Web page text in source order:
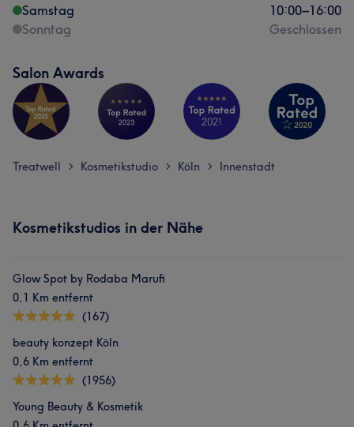
Was unsere Kunden über Didem sagen
Kompetent 11
Talentiert 8
Samstag
10:00–16:00
Sonntag
Geschlossen
Salon Awards
Treatwell > Kosmetikstudio > Köln > Innenstadt
Kosmetikstudios in der Nähe
Glow Spot by Rodaba Marufi
0,1 Km entfernt
(167)
beauty konzept Köln
0,6 Km entfernt
(1956)
Young Beauty & Kosmetik